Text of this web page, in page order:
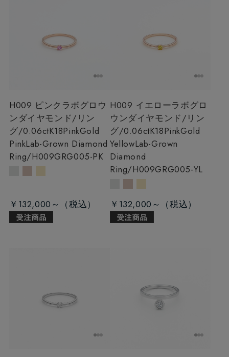
H009 ピンクラボグロウ
ンダイヤモンド/リン
グ/0.06ctK18PinkGold
PinkLab-Grown Diamond
Ring/H009GRG005-PK
￥132,000～
H009 イエローラボグロ
ウンダイヤモンド/リン
グ/0.06ctK18PinkGold
YellowLab-Grown
Diamond
Ring/H009GRG005-YL
￥132,000～